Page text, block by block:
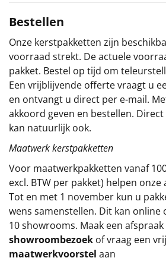
Sinterklaaspakketten
Particulier
Kerstgeschenken 2026
Relatiegeschenken
Cadeaubon
Per stuk
Alle overige
Bestellen
Onze kerstpakketten zijn
voorraad strekt. De actuele
pakket. Bestel op tijd om
Een vrijblijvende offerte vraagt u
en ontvangt u direct per e-mail.
akkoord geven en bestellen.
kan natuurlijk ook.
Maatwerk kerstpakketten
Voor maatwerkpakketten vanaf
excl. BTW per pakket) helpen onze
Tot en met 1 november kun u
wens samenstellen. Dit kan online
10 showrooms. Maak een
showroombezoek of vraag een
maatwerkvoorstel aan